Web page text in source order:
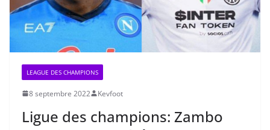
LEAGUE DES CHAMPIONS
8 septembre 2022 Kevfoot
Ligue des champions: Zambo